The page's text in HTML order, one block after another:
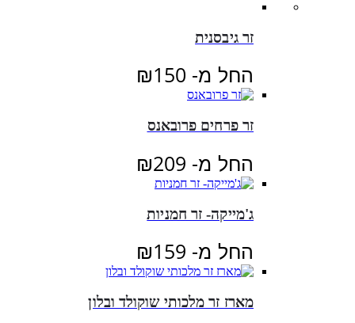
זר גיבסנית
החל מ- ₪150
זר פרחים פרובאנס
החל מ- ₪209
ג'מייקה- זר חמניות
החל מ- ₪159
מארז זר מלכותי שוקולד ובלון